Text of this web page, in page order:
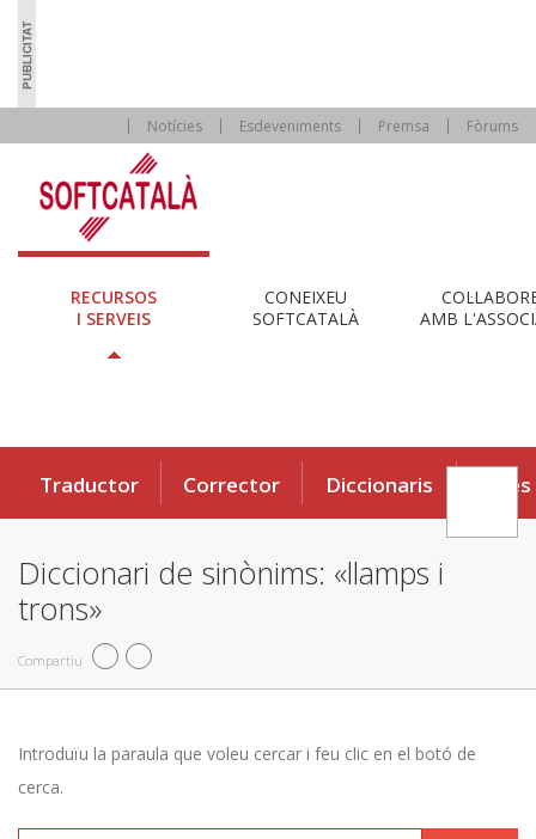
Notícies Esdeveniments Premsa Fòrums
RECURSOS
I SERVEIS
CONEIXEU
SOFTCATALÀ
AMB
Traductor Corrector Diccionaris Eines
Diccionari de sinònims: «llamps i
trons»
Compartiu
Introduïu la paraula que voleu cercar i feu clic en el botó de
cerca.